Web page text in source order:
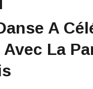
A
Avec La